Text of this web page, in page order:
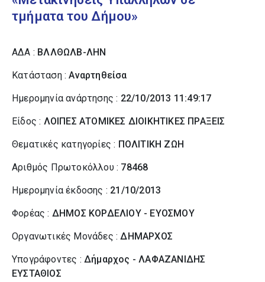
τμήματα του Δήμου»
ΑΔΑ : ΒΛΛΘΩΛΒ-ΛΗΝ
Κατάσταση :Αναρτηθείσα
Ημερομηνία ανάρτησης : 22/10/2013 11:49:17
Είδος : ΛΟΙΠΕΣ ΑΤΟΜΙΚΕΣ ΔΙΟΙΚΗΤΙΚΕΣ ΠΡΑΞΕΙΣ
Θεματικές κατηγορίες : ΠΟΛΙΤΙΚΗ ΖΩΗ
Αριθμός Πρωτοκόλλου : 78468
Ημερομηνία έκδοσης : 21/10/2013
Φορέας : ΔΗΜΟΣ ΚΟΡΔΕΛΙΟΥ - ΕΥΟΣΜΟΥ
Οργανωτικές Μονάδες :ΔΗΜΑΡΧΟΣ
Υπογράφοντες : Δήμαρχος - ΛΑΦΑΖΑΝΙΔΗΣ
ΕΥΣΤΑΘΙΟΣ